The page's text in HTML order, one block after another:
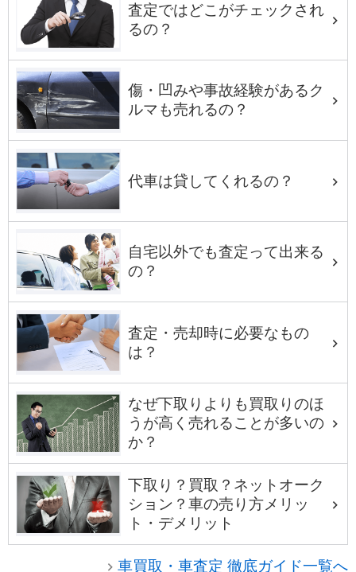
査定ではどこがチェックされ
るの？
傷・凹みや事故経験があるク
ルマも売れるの？
代車は貸してくれるの？
自宅以外でも査定って出来る
の？
査定・売却時に必要なもの
は？
なぜ下取りよりも買取りのほ
うが高く売れることが多いの
か？
下取り？買取？ネットオーク
ション？車の売り方メリッ
ト・デメリット
車買取・車査定 徹底ガイド一覧へ